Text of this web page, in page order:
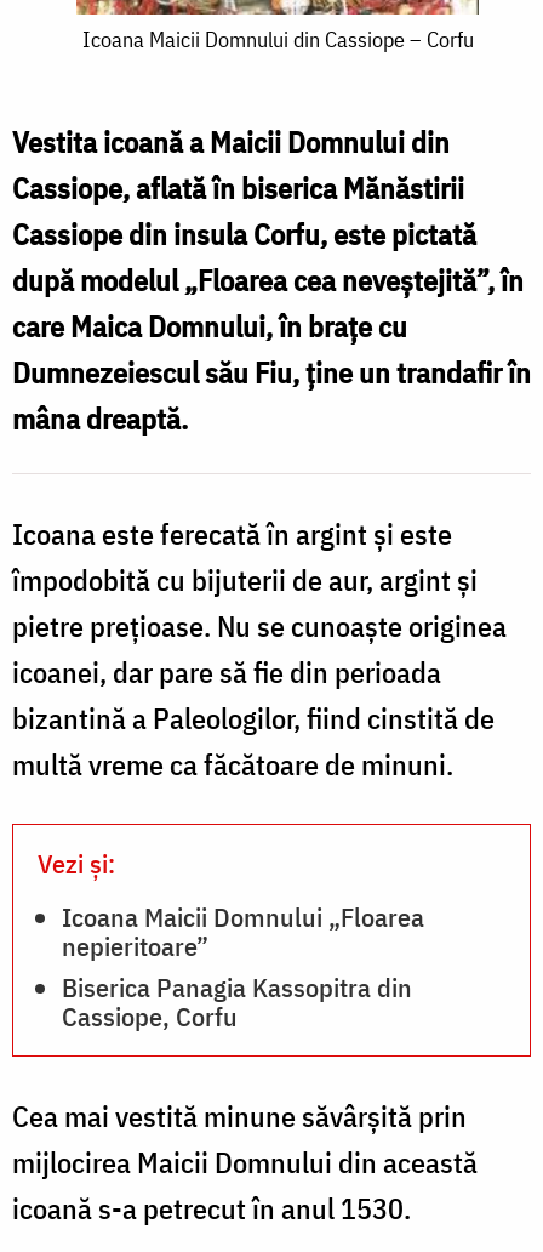
Icoana
Domnului
din
Cassiope
–
Corfu
Icoana Maicii Domnului din Cassiope – Corfu
Vestita icoană a Maicii Domnului din
Cassiope, aflată în biserica Mănăstirii
Cassiope din insula Corfu, este pictată
după modelul „Floarea cea neveştejită”, în
care Maica Domnului, în braţe cu
Dumnezeiescul său Fiu, ţine un trandafir în
mâna dreaptă.
Icoana este ferecată în argint şi este
împodobită cu bijuterii de aur, argint şi
pietre preţioase. Nu se cunoaşte originea
icoanei, dar pare să fie din perioada
bizantină a Paleologilor, fiind cinstită de
multă vreme ca făcătoare de minuni.
Vezi și:
Icoana Maicii Domnului „Floarea
nepieritoare”
Biserica Panagia Kassopitra din
Cassiope, Corfu
Cea mai vestită minune săvârşită prin
mijlocirea Maicii Domnului din această
icoană s-a petrecut în anul 1530.